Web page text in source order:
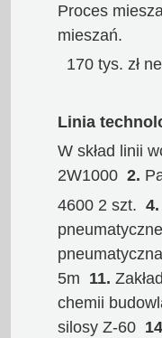
Proces
mieszań.
170 tys. zł
Linia
W skład
2W1000 2.
4600 2 szt.
5m 11.
chemii
silosy Z-60